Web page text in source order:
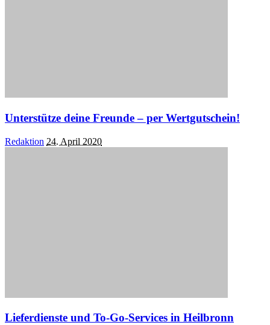
Unterstütze deine Freunde – per Wertgutschein!
Posted
Redaktion 24. April 2020
Lieferdienste und To-Go-Services in Heilbronn